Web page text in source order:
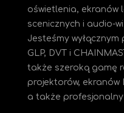
oświetlenia, ekranów
scenicznych i audio-
Jesteśmywyłącznym
GLP, DVT i
także szeroką gamę
projektorów, ekranów
a także